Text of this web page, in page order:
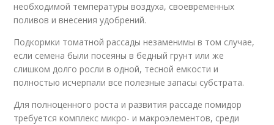
необходимой температуры воздуха, своевременных
поливов и внесения удобрений.
Подкормки томатной рассады незаменимы в том случае,
если семена были посеяны в бедный грунт или же
слишком долго росли в одной, тесной емкости и
полностью исчерпали все полезные запасы субстрата.
Для полноценного роста и развития рассаде помидор
требуется комплекс микро- и макроэлементов, среди